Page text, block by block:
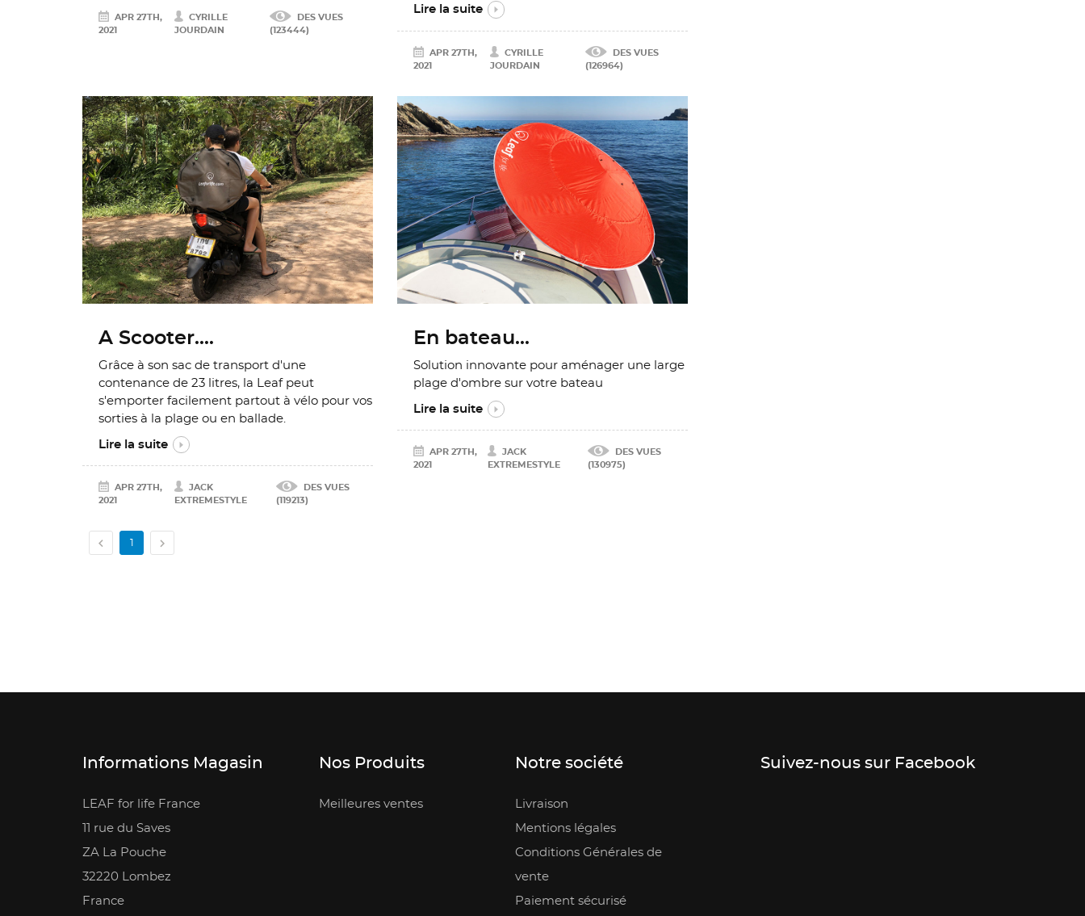
APR 27TH,
2021
CYRILLE
JOURDAIN
DES VUES
(123444)
Lire la suite
APR 27TH,
2021
CYRILLE
JOURDAIN
DES VUES
(126964)
A Scooter....
Grâce à son sac de transport d'une
contenance de 23 litres, la Leaf peut
s'emporter facilement partout à vélo pour vos
sorties à la plage ou en ballade.
Lire la suite
APR 27TH,
2021
JACK
EXTREMESTYLE
DES VUES
(119213)
En bateau...
Solution innovante pour aménager une large
plage d'ombre sur votre bateau
Lire la suite
APR 27TH,
2021
JACK
EXTREMESTYLE
DES VUES
(130975)
 
Informations Magasin
LEAF for life France
11 rue du Saves
ZA La Pouche
32220 Lombez
France
Nos Produits
Meilleures ventes
Notre société
Livraison
Mentions légales
Conditions Générales de
vente
Paiement sécurisé
Suivez-nous sur Facebook